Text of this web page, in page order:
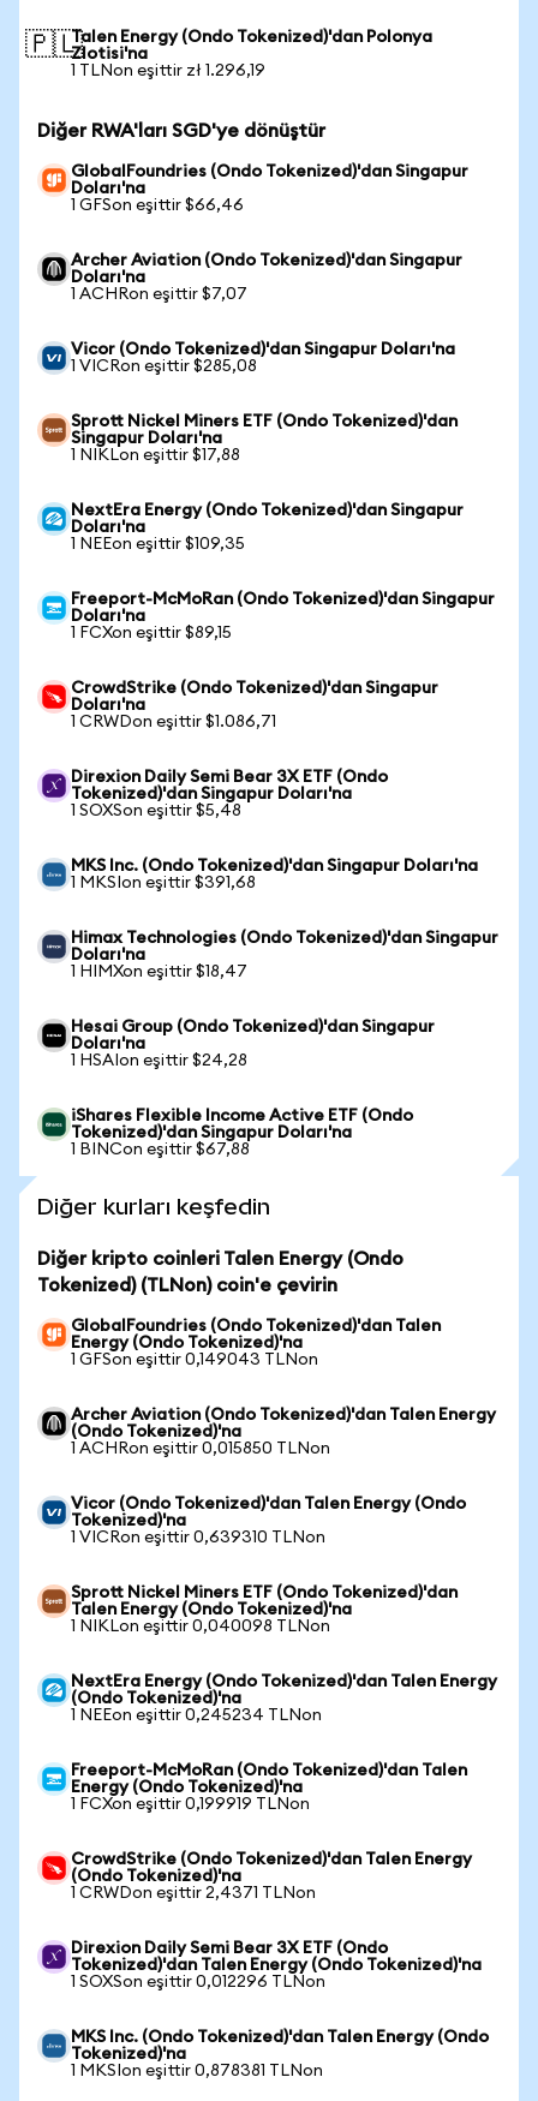
🇵🇱Talen Energy (Ondo Tokenized)'dan Polonya
Zlotisi'na
1 TLNon eşittir zł 1.296,19
Diğer RWA'ları SGD'ye dönüştür
GlobalFoundries (Ondo Tokenized)'dan Singapur
Doları'na
1 GFSon eşittir $66,46
Archer Aviation (Ondo Tokenized)'dan Singapur
Doları'na
1 ACHRon eşittir $7,07
Vicor (Ondo Tokenized)'dan Singapur Doları'na
1 VICRon eşittir $285,08
Sprott Nickel Miners ETF (Ondo Tokenized)'dan
Singapur Doları'na
1 NIKLon eşittir $17,88
NextEra Energy (Ondo Tokenized)'dan Singapur
Doları'na
1 NEEon eşittir $109,35
Freeport-McMoRan (Ondo Tokenized)'dan Singapur
Doları'na
1 FCXon eşittir $89,15
CrowdStrike (Ondo Tokenized)'dan Singapur
Doları'na
1 CRWDon eşittir $1.086,71
Direxion Daily Semi Bear 3X ETF (Ondo
Tokenized)'dan Singapur Doları'na
1 SOXSon eşittir $5,48
MKS Inc. (Ondo Tokenized)'dan Singapur Doları'na
1 MKSIon eşittir $391,68
Himax Technologies (Ondo Tokenized)'dan Singapur
Doları'na
1 HIMXon eşittir $18,47
Hesai Group (Ondo Tokenized)'dan Singapur
Doları'na
1 HSAIon eşittir $24,28
iShares Flexible Income Active ETF (Ondo
Tokenized)'dan Singapur Doları'na
1 BINCon eşittir $67,88
Diğer kurları keşfedin
Diğer kripto coinleri Talen Energy (Ondo
Tokenized) (TLNon) coin'e çevirin
GlobalFoundries (Ondo Tokenized)'dan Talen
Energy (Ondo Tokenized)'na
1 GFSon eşittir 0,149043 TLNon
Archer Aviation (Ondo Tokenized)'dan Talen Energy
(Ondo Tokenized)'na
1 ACHRon eşittir 0,015850 TLNon
Vicor (Ondo Tokenized)'dan Talen Energy (Ondo
Tokenized)'na
1 VICRon eşittir 0,639310 TLNon
Sprott Nickel Miners ETF (Ondo Tokenized)'dan
Talen Energy (Ondo Tokenized)'na
1 NIKLon eşittir 0,040098 TLNon
NextEra Energy (Ondo Tokenized)'dan Talen Energy
(Ondo Tokenized)'na
1 NEEon eşittir 0,245234 TLNon
Freeport-McMoRan (Ondo Tokenized)'dan Talen
Energy (Ondo Tokenized)'na
1 FCXon eşittir 0,199919 TLNon
CrowdStrike (Ondo Tokenized)'dan Talen Energy
(Ondo Tokenized)'na
1 CRWDon eşittir 2,4371 TLNon
Direxion Daily Semi Bear 3X ETF (Ondo
Tokenized)'dan Talen Energy (Ondo Tokenized)'na
1 SOXSon eşittir 0,012296 TLNon
MKS Inc. (Ondo Tokenized)'dan Talen Energy (Ondo
Tokenized)'na
1 MKSIon eşittir 0,878381 TLNon